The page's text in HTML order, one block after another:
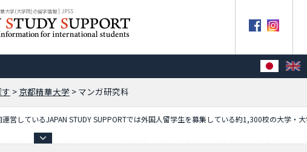
大学(大学院)の留学情報 | JPSS
> 京都精華大学 > マンガ研究科
しているJAPAN STUDY SUPPORTでは外国人留学生を募集している約1,300校の大学・
研究科やマンガ研究科やデザイン研究科等、研究科別情報や、募集定員や合格者数など入